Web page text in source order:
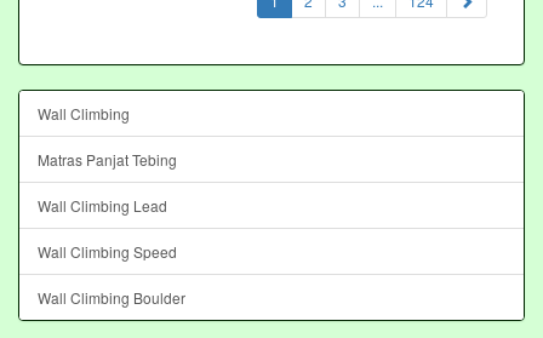
Wall Climbing
Matras Panjat Tebing
Wall Climbing Lead
Wall Climbing Speed
Wall Climbing Boulder